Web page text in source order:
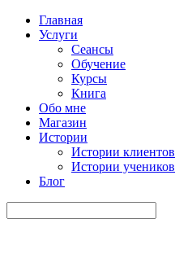
Главная
Услуги
Сеансы
Обучение
Курсы
Книга
Обо мне
Магазин
Истории
Истории клиентов
Истории учеников
Блог